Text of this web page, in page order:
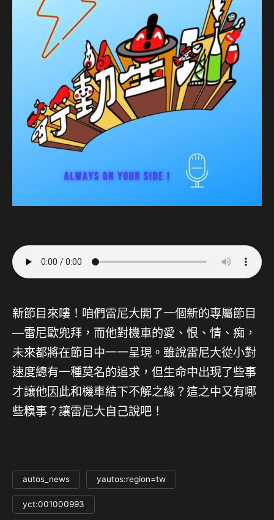
新節目來嘍！咱們雷尼大開了一個新的專屬節目
—雷尼歐兜拜，而他對機車的愛、恨、情、痴，
未來都將在節目中一一呈現。雖說雷尼大從小對
速度總有一種莫名的追求，但生命中出現了些事
才讓他因此和機車結下不解之緣？這之中又有哪
些糗事？讓雷尼大自己說吧！
autos_news yautos:region=tw
yct:001000993